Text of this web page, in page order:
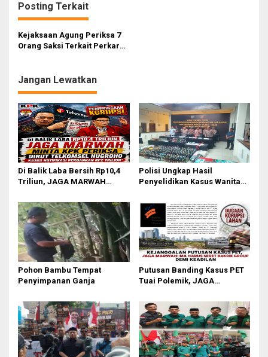
a
s
i
o
s
Posting Terkait
Kejaksaan Agung Periksa 7
Orang Saksi Terkait Perkara
Jangan Lewatkan
Di Balik Laba Bersih Rp10,4
Triliun, JAGA MARWAH
Telkomsel Nugroho Terkait
Dugaan Kasus Notifikasi
Perbankan
Polisi Ungkap Hasil
Penyelidikan Kasus Wanita
Komplek Bumi Asri Medan
Pohon Bambu Tempat
Penyimpanan Ganja
Putusan Banding Kasus PET
Tuai Polemik, JAGA
Peran Bakrie Group